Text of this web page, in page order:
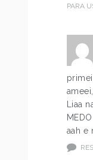
PARA
Liaa
MEDO
aah e